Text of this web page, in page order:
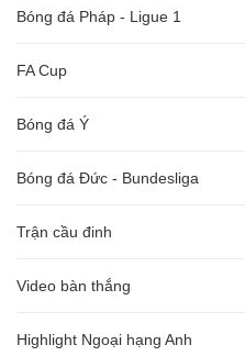
Bóng đá Pháp - Ligue 1
FA Cup
Bóng đá Ý
Bóng đá Đức - Bundesliga
Trận cầu đinh
Video bàn thắng
Highlight Ngoại hạng Anh